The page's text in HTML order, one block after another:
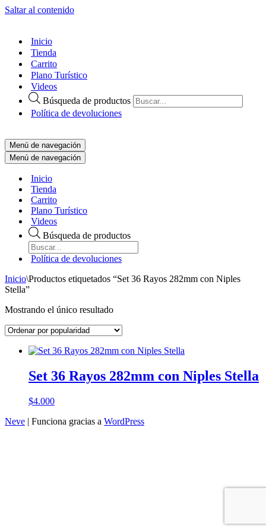
Saltar al contenido
Inicio
Tienda
Carrito
Plano Turístico
Videos
Búsqueda de productos
Política de devoluciones
Menú de navegación
Menú de navegación
Inicio
Tienda
Carrito
Plano Turístico
Videos
Búsqueda de productos
Política de devoluciones
Inicio\Productos etiquetados “Set 36 Rayos 282mm con Niples
Stella”
Mostrando el único resultado
Set 36 Rayos 282mm con Niples Stella
$4.000
Neve | Funciona gracias a WordPress